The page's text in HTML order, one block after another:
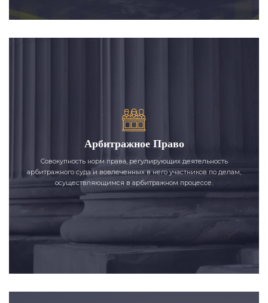
Арбитражное Право
Совокупность норм права, регулирующих деятельность
арбитражного суда и вовлеченных в него участников по делам,
осуществляющимся в арбитражном процессе.